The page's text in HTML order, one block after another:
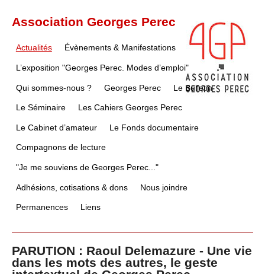
Association Georges Perec
Actualités Évènements & Manifestations
L’exposition "Georges Perec. Modes d’emploi"
Qui sommes-nous ? Georges Perec Le Bulletin
Le Séminaire Les Cahiers Georges Perec
Le Cabinet d’amateur Le Fonds documentaire
Compagnons de lecture
"Je me souviens de Georges Perec..."
Adhésions, cotisations & dons Nous joindre
Permanences Liens
PARUTION : Raoul Delemazure - Une vie
dans les mots des autres, le geste